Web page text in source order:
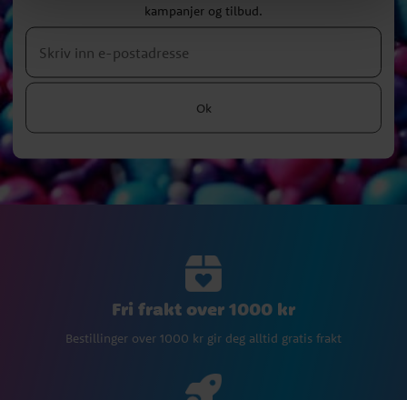
kampanjer og tilbud.
Ok
Fri frakt over 1000 kr
Bestillinger over 1000 kr gir deg alltid gratis frakt